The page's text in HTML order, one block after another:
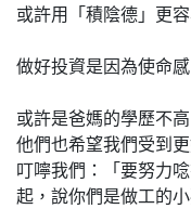
或許用「積陰德」更
做好投資是因為使命
或許是爸媽的學歷不
他們也希望我們受到
叮嚀我們：「要努力
起，說你們是做工的